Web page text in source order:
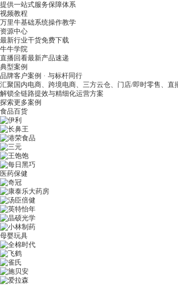
提供一站式服务保障体系
视频教程
万里牛基础系统操作教学
资源中心
最新行业干货免费下载
牛牛学院
直播回看最新产品速递
典型案例
品牌客户案例 · 与标杆同行
汇聚国内电商、跨境电商、三方云仓、门店/即时零售、直
解锁全链路提效与精细化运营方案
探索更多案例
食品百货
医药保健
母婴玩具